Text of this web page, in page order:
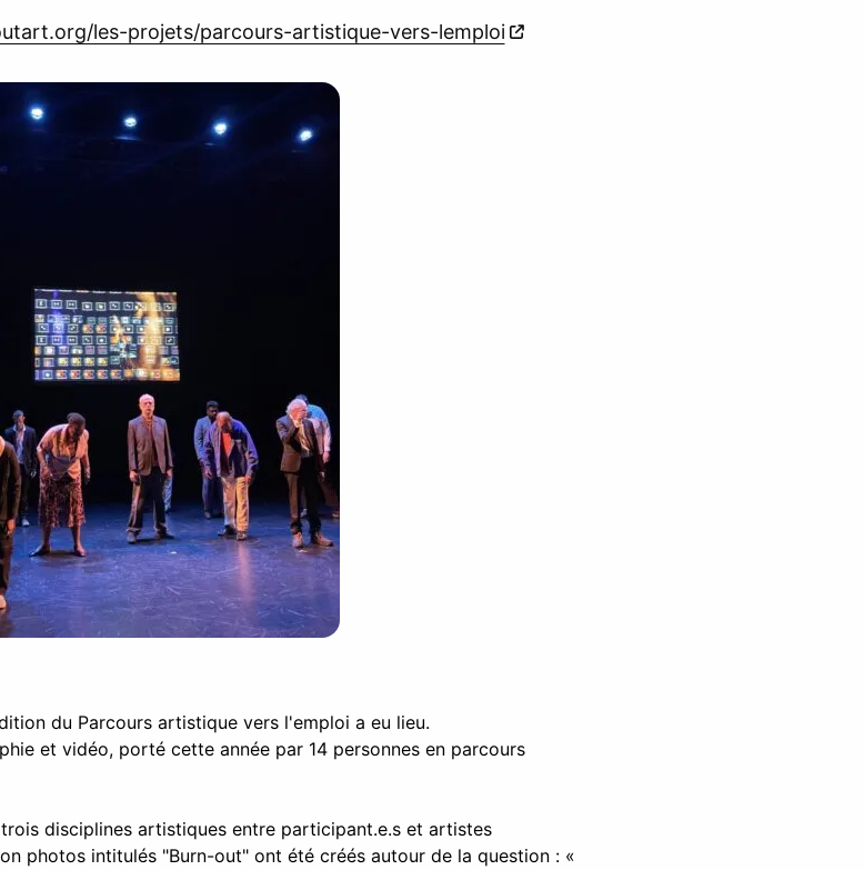
les-projets/parcours-artistique-vers-lemploi
du Parcours artistique vers l'emploi a eu lieu.
et vidéo, porté cette année par 14 personnes en parcours
disciplines artistiques entre participant.e.s et artistes
photos intitulés "Burn-out" ont été créés autour de la question : «